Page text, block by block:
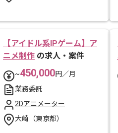
【アイドル系IPゲーム】ア
ニメ制作 の求人・案件
~450,000円／月
業務委託
2Dアニメーター
大崎（東京都）